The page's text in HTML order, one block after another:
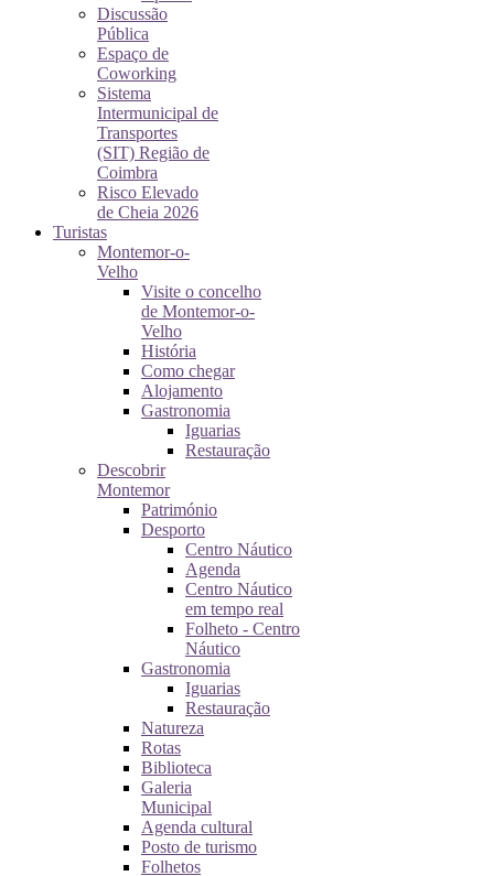
Discussão
Pública
Espaço de
Coworking
Sistema
Intermunicipal de
Transportes
(SIT) Região de
Coimbra
Risco Elevado
de Cheia 2026
Turistas
Montemor-o-
Velho
Visite o concelho
de Montemor-o-
Velho
História
Como chegar
Alojamento
Gastronomia
Iguarias
Restauração
Descobrir
Montemor
Património
Desporto
Centro Náutico
Agenda
Centro Náutico
em tempo real
Folheto - Centro
Náutico
Gastronomia
Iguarias
Restauração
Natureza
Rotas
Biblioteca
Galeria
Municipal
Agenda cultural
Posto de turismo
Folhetos